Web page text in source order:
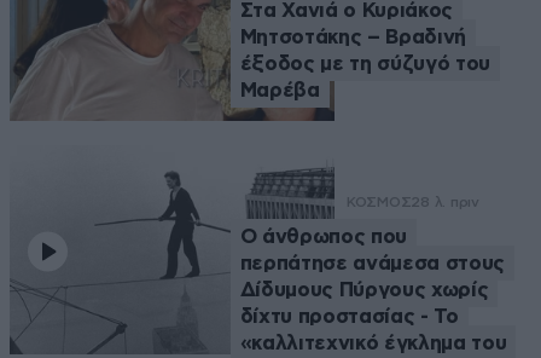
Στα Χανιά ο Κυριάκος
Μητσοτάκης – Βραδινή
έξοδος με τη σύζυγό του
Μαρέβα
ΚΟΣΜΟΣ28 λ. πριν
Ο άνθρωπος που
περπάτησε ανάμεσα στους
Δίδυμους Πύργους χωρίς
δίχτυ προστασίας - Το
«καλλιτεχνικό έγκλημα του